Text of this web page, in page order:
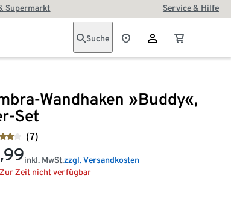
Supermarkt Service & Hilfe
Suche
Wandhaken »Buddy«,
Set
(7)
inkl. MwSt.zzgl. Versandkosten
Zur Zeit nicht verfügbar